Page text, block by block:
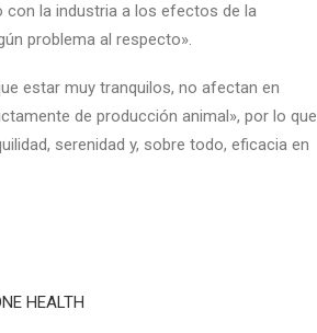
con la industria a los efectos de la
problema al respecto».
estar muy tranquilos, no afectan en
de producción animal», por lo que
serenidad y, sobre todo, eficacia en
HEALTH